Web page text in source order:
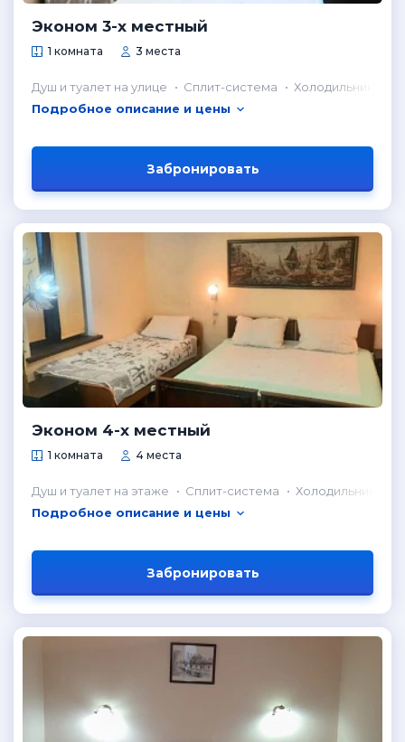
Эконом 3-х местный
1 комната 3 места
Душ и туалет на улице Сплит-система
Холодильник в
Подробное описание и цены
Забронировать
Эконом 4-х местный
1 комната 4 места
Душ и туалет на этаже Сплит-система
Холодильник в
Подробное описание и цены
Забронировать